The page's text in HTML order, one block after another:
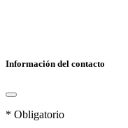
Información del contacto
* Obligatorio